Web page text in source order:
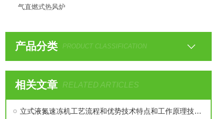
气直燃式热风炉
产品分类 PRODUCT CLASSIFICATION
相关文章 RELATED ARTICLES
立式液氮速冻机工艺流程和优势技术特点和工作原理技术参数介绍